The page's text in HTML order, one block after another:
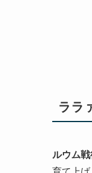
ララ
ルウム